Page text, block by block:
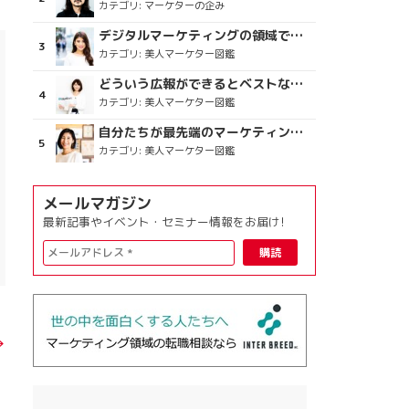
カテゴリ: マーケターの企み
デジタルマーケティングの領域で、海外というステージに
カテゴリ: 美人マーケター図鑑
どういう広報ができるとベストなのか
カテゴリ: 美人マーケター図鑑
自分たちが最先端のマーケティングを目指す
カテゴリ: 美人マーケター図鑑
メールマガジン
最新記事やイベント・セミナー情報をお届け!